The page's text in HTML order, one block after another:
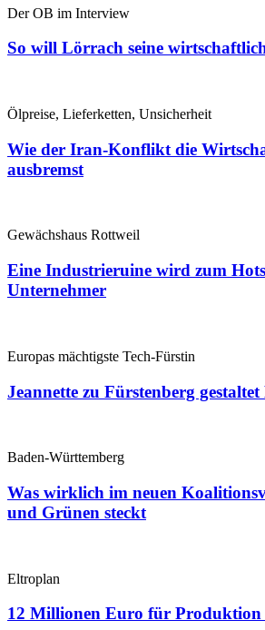
Der OB im Interview
So will Lörrach seine
Ölpreise, Lieferketten, Unsicherheit
Wie der Iran-Konflikt die
ausbremst
Gewächshaus Rottweil
Eine Industrieruine wird zum
Unternehmer
Europas mächtigste Tech-Fürstin
Jeannette zu Fürstenberg
Baden-Württemberg
Was wirklich im neuen
und Grünen steckt
Eltroplan
12 Millionen Euro für